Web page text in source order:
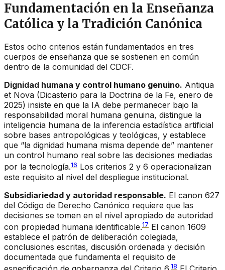
Fundamentación en la Enseñanza
Católica y la Tradición Canónica
Estos ocho criterios están fundamentados en tres
cuerpos de enseñanza que se sostienen en común
dentro de la comunidad del CDCF.
Dignidad humana y control humano genuino. Antiqua
et Nova (Dicasterio para la Doctrina de la Fe, enero de
2025) insiste en que la IA debe permanecer bajo la
responsabilidad moral humana genuina, distingue la
inteligencia humana de la inferencia estadística artificial
sobre bases antropológicas y teológicas, y establece
que “la dignidad humana misma depende de” mantener
un control humano real sobre las decisiones mediadas
por la tecnología.16 Los criterios 2 y 6 operacionalizan
este requisito al nivel del despliegue institucional.
Subsidiariedad y autoridad responsable. El canon 627
del Código de Derecho Canónico requiere que las
decisiones se tomen en el nivel apropiado de autoridad
con propiedad humana identificable.17 El canon 1609
establece el patrón de deliberación colegiada,
conclusiones escritas, discusión ordenada y decisión
documentada que fundamenta el requisito de
18